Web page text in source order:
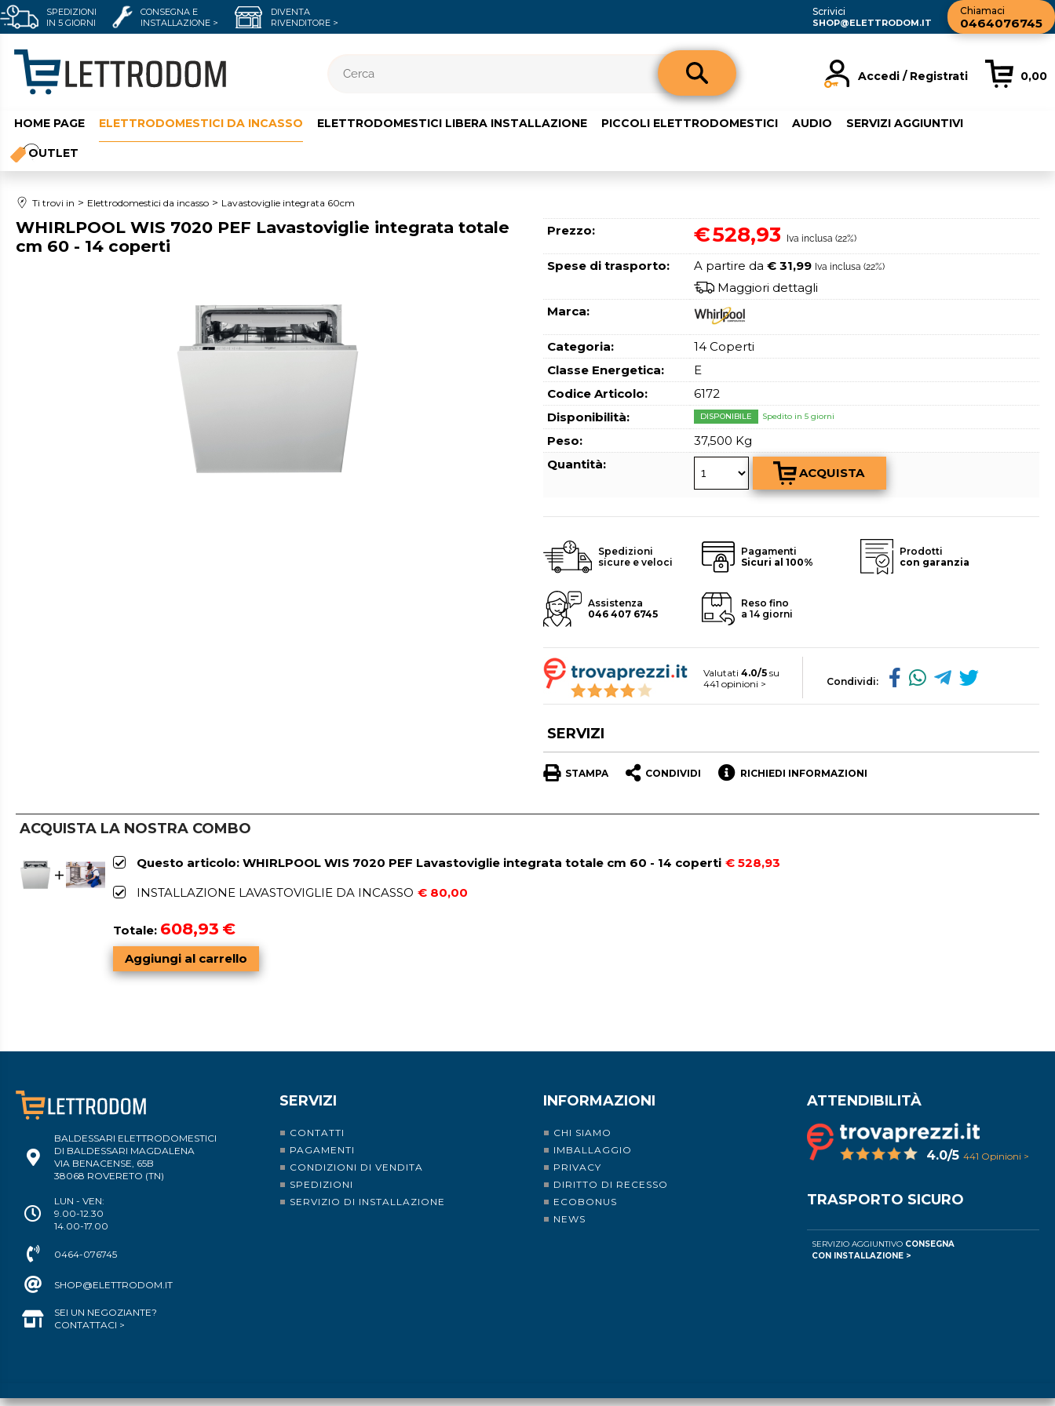
SPEDIZIONI
IN 5 GIORNI
CONSEGNA E
INSTALLAZIONE >
DIVENTA
RIVENDITORE >
Scrivici
SHOP@ELETTRODOM.IT
Chiamaci
0464076745
Accedi / Registrati
clicca sul pulsante "Accedi"
Password:
Hai perso la password?
"Registrati"
0,00
HOME PAGE ELETTRODOMESTICI DA INCASSO ELETTRODOMESTICI LIBERA INSTALLAZIONE PICCOLI ELETTRODOMESTICI AUDIO SERVIZI AGGIUNTIVI
OUTLET
Ti trovi in Elettrodomestici da incasso Lavastoviglie integrata 60cm
WHIRLPOOL WIS 7020 PEF Lavastoviglie integrata totale
cm 60 - 14 coperti
Prezzo: €528,93 Iva inclusa (22%)
Spese di trasporto: A partire da € 31,99 Iva inclusa (22%)
Maggiori dettagli
Marca:
Categoria:
14 Coperti
Classe Energetica:
E
Codice Articolo:
6172
Disponibilità:
DISPONIBILE Spedito in 5 giorni
Peso:
37,500 Kg
Quantità:
Spedizioni
sicure e veloci
Pagamenti
Sicuri al 100%
Prodotti
con garanzia
Assistenza
046 407 6745
Reso fino
a 14 giorni
Valutati 4.0/5 su
441 opinioni >
Condividi:
SERVIZI
STAMPA CONDIVIDI RICHIEDI INFORMAZIONI
ACQUISTA LA NOSTRA COMBO
Questo articolo: WHIRLPOOL WIS 7020 PEF Lavastoviglie integrata totale cm 60 - 14 coperti € 528,93
INSTALLAZIONE LAVASTOVIGLIE DA INCASSO € 80,00
Totale: 608,93 €
BALDESSARI ELETTRODOMESTICI
DI BALDESSARI MAGDALENA
VIA BENACENSE, 65B
38068 ROVERETO (TN)
LUN - VEN:
9.00-12.30
14.00-17.00
0464-076745
SHOP@ELETTRODOM.IT
SEI UN NEGOZIANTE?
CONTATTACI >
SERVIZI
CONTATTI
PAGAMENTI
CONDIZIONI DI VENDITA
SPEDIZIONI
SERVIZIO DI INSTALLAZIONE
INFORMAZIONI
CHI SIAMO
IMBALLAGGIO
PRIVACY
DIRITTO DI RECESSO
ECOBONUS
NEWS
ATTENDIBILITÀ
4.0/5 441 Opinioni >
TRASPORTO SICURO
SERVIZIO AGGIUNTIVO CONSEGNA
CON INSTALLAZIONE >